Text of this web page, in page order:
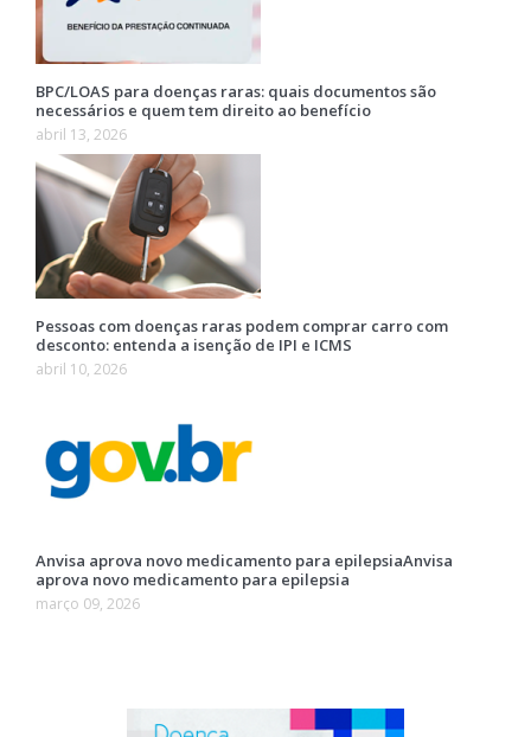
BPC/LOAS para doenças raras: quais documentos são
necessários e quem tem direito ao benefício
abril 13, 2026
Pessoas com doenças raras podem comprar carro com
desconto: entenda a isenção de IPI e ICMS
abril 10, 2026
Anvisa aprova novo medicamento para epilepsiaAnvisa
aprova novo medicamento para epilepsia
março 09, 2026